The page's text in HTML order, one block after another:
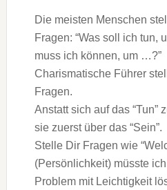
Die meisten Menschen
Fragen: “Was soll ich tun,
muss ich können, um …?”
Charismatische Führer
Fragen.
Anstatt sich auf das “Tun”
sie zuerst über das “Sein”.
Stelle Dir Fragen wie
(Persönlichkeit) müsste
Problem mit Leichtigkeit